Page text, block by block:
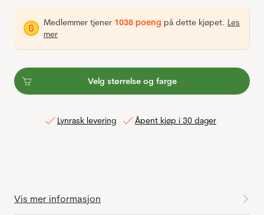
Medlemmer tjener 1038 poeng på dette kjøpet. Les
mer
Velg størrelse og farge
Lynrask levering Åpent kjøp i 30 dager
Vis mer informasjon